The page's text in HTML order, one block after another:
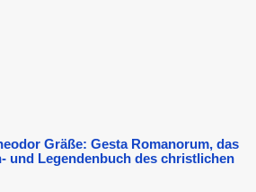
Gräße: Gesta Romanorum, das
und Legendenbuch des christlichen